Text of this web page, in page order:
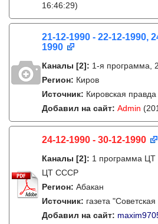
16:46:29)
21-12-1990 - 22-12-1990,
1990
Каналы [2]: 1-я программа,
Регион: Киров
Источник: Кировская правда
Добавил на сайт: Admin
24-12-1990 - 30-12-1990
Каналы [2]: 1 программа
ЦТ СССР
Регион: Абакан
Источник: газета
Добавил на сайт: